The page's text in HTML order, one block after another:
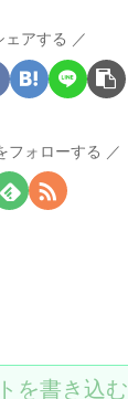
ェアする
フォローする
を書き込む